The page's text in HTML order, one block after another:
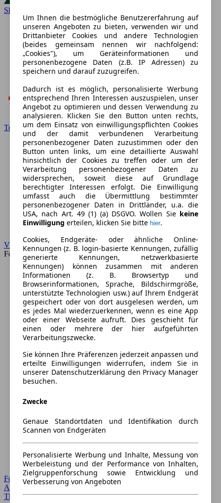
Um Ihnen die bestmögliche Benutzererfahrung auf
unseren Angeboten zu bieten, verwenden wir und
Drittanbieter Cookies und andere Technologien
(beides gemeinsam nennen wir nachfolgend:
„Cookies"), um Geräteinformationen und
personenbezogene Daten (z.B. IP Adressen) zu
speichern und darauf zuzugreifen.
Dadurch ist es möglich, personalisierte Werbung
entsprechend Ihren Interessen auszuspielen, unser
Angebot zu optimieren und dessen Verwendung zu
analysieren. Klicken Sie den Button unten rechts,
um dem Einsatz von einwilligungspflichten Cookies
und der damit verbundenen Verarbeitung
personenbezogener Daten zuzustimmen oder den
Button unten links, um eine detaillierte Auswahl
hinsichtlich der Cookies zu treffen oder um der
Verarbeitung personenbezogener Daten zu
widersprechen, soweit diese auf Grundlage
berechtigter Interessen erfolgt. Die Einwilligung
umfasst auch die Übermittlung bestimmter
personenbezogener Daten in Drittländer, u.a. die
USA, nach Art. 49 (1) (a) DSGVO. Wollen Sie keine
Einwilligung erteilen, klicken Sie bitte hier.
Cookies, Endgeräte- oder ähnliche Online-
Kennungen (z. B. login-basierte Kennungen, zufällig
generierte Kennungen, netzwerkbasierte
Kennungen) können zusammen mit anderen
Informationen (z. B. Browsertyp und
Browserinformationen, Sprache, Bildschirmgröße,
unterstützte Technologien usw.) auf Ihrem Endgerät
gespeichert oder von dort ausgelesen werden, um
es jedes Mal wiederzuerkennen, wenn es eine App
oder einer Webseite aufruft. Dies geschieht für
einen oder mehrere der hier aufgeführten
Verarbeitungszwecke.
Sie können Ihre Präferenzen jederzeit anpassen und
erteilte Einwilligungen widerrufen, indem Sie in
unserer Datenschutzerklärung den Privacy Manager
besuchen.
Zwecke
Genaue Standortdaten und Identifikation durch
Scannen von Endgeräten
Personalisierte Werbung und Inhalte, Messung von
Werbeleistung und der Performance von Inhalten,
Zielgruppenforschung sowie Entwicklung und
Verbesserung von Angeboten
Skoda
Toyota
VW
Forum
Forum Startseite
Alle Auto-Foren
Themen-Forum